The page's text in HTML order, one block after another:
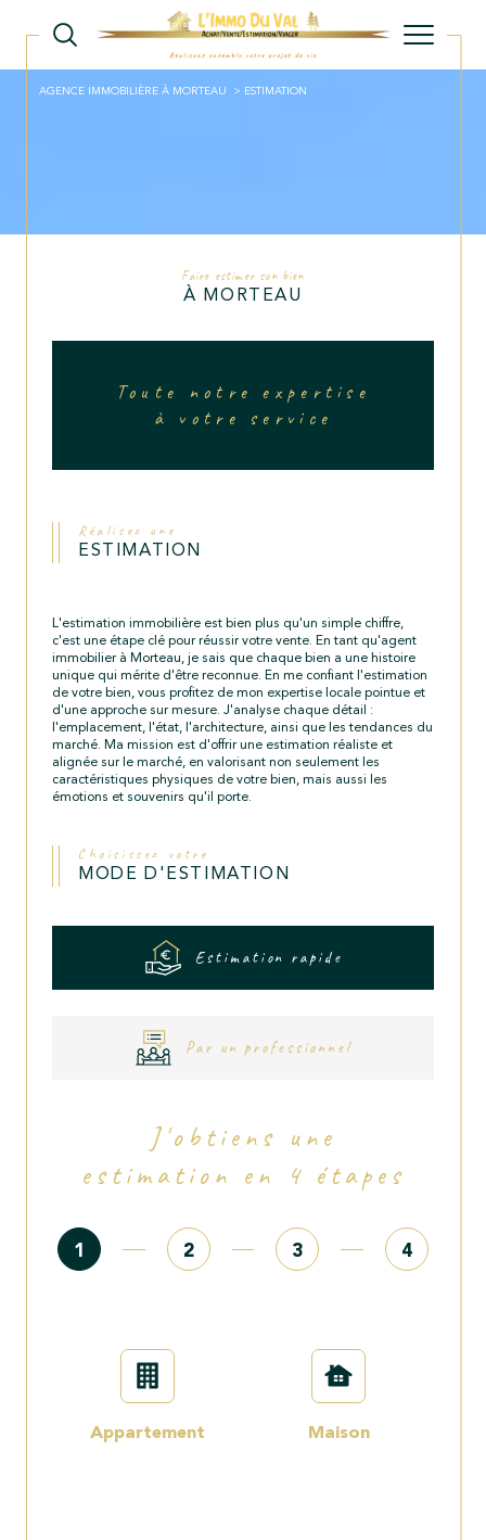
AGENCE IMMOBILIÈRE À MORTEAU ESTIMATION
Faire estimer son bien
À MORTEAU
Toute notre expertise
à votre service
Réalisez une
ESTIMATION
L'estimation immobilière est bien plus qu'un simple chiffre,
c'est une étape clé pour réussir votre vente. En tant qu'agent
immobilier à Morteau, je sais que chaque bien a une histoire
unique qui mérite d'être reconnue. En me confiant l'estimation
de votre bien, vous profitez de mon expertise locale pointue et
d'une approche sur mesure. J'analyse chaque détail :
l'emplacement, l'état, l'architecture, ainsi que les tendances du
marché. Ma mission est d'offrir une estimation réaliste et
alignée sur le marché, en valorisant non seulement les
caractéristiques physiques de votre bien, mais aussi les
émotions et souvenirs qu'il porte.
Choisissez votre
MODE D'ESTIMATION
Estimation rapide
Par un professionnel
J'obtiens une
estimation en 4 étapes
1 2 3 4
Appartement Maison